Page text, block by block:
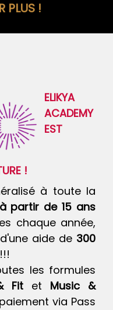
PLUS !
ELIKYA
ACADEMY
EST
!
à toute la
à partir de 15 ans
chaque année,
aide de 300
!!!
les formules
Fit et Music &
via Pass